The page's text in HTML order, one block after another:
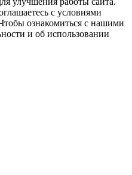
с условиями
ознакомиться с нашими
и об использовании